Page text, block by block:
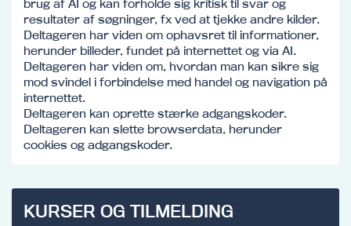
brug af AI og kan forholde sig kritisk til svar og
resultater af søgninger, fx ved at tjekke andre kilder.
Deltageren har viden om ophavsret til informationer,
herunder billeder, fundet på internettet og via AI.
Deltageren har viden om, hvordan man kan sikre sig
mod svindel i forbindelse med handel og navigation på
internettet.
Deltageren kan oprette stærke adgangskoder.
Deltageren kan slette browserdata, herunder
cookies og adgangskoder.
KURSER OG TILMELDING